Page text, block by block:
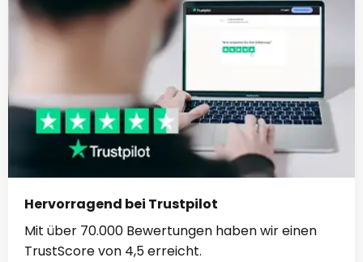
Hervorragend bei Trustpilot
Mit über 70.000 Bewertungen haben wir einen
TrustScore von 4,5 erreicht.